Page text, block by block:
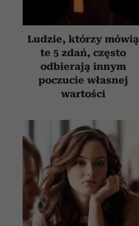
Ludzie, którzy mówią
te 5 zdań, często
odbierają innym
poczucie własnej
wartości